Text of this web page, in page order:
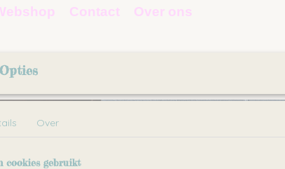
Contact Over ons
Over
cookies gebruikt